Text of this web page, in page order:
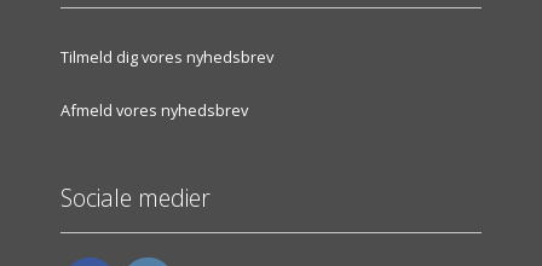
Tilmeld dig vores nyhedsbrev
Afmeld vores nyhedsbrev
Sociale medier